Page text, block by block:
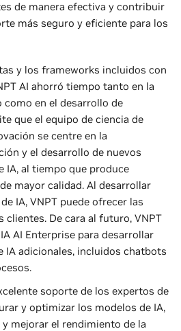
de manera efectiva y contribuir
más seguro y eficiente para los
y los frameworks incluidos con
AI ahorró tiempo tanto en la
en el desarrollo de
que el equipo de ciencia de
se centre en la
y el desarrollo de nuevos
IA, al tiempo que produce
mayor calidad. Al desarrollar
IA, VNPT puede ofrecer las
clientes. De cara al futuro, VNPT
AI Enterprise para desarrollar
IA adicionales, incluidos chatbots
soporte de los expertos de
y optimizar los modelos de IA,
mejorar el rendimiento de la